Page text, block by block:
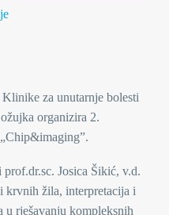
za unutarnje bolesti
organizira 2.
Josica Šikić, v.d.
krvnih žila, interpretacija i
rješavanju kompleksnih